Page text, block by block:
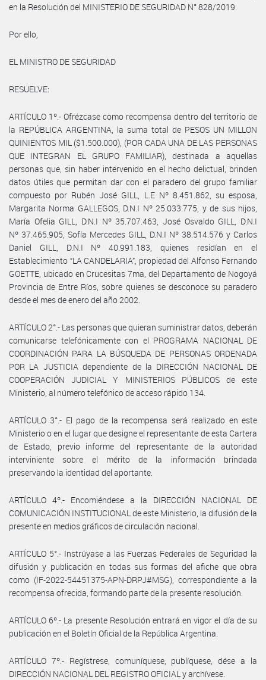
en la Resolución del MINISTERIO DE SEGURIDAD N° 828/2019.
Por ello,
EL MINISTRO DE SEGURIDAD
RESUELVE:
ARTÍCULO 1º.- Ofrézcase como recompensa dentro del territorio de
la REPÚBLICA ARGENTINA, la suma total de PESOS UN MILLON
QUINIENTOS MIL ($1.500.000), (POR CADA UNA DE LAS PERSONAS
QUE INTEGRAN EL GRUPO FAMILIAR), destinada a aquellas
personas que, sin haber intervenido en el hecho delictual, brinden
datos útiles que permitan dar con el paradero del grupo familiar
compuesto por Rubén José GILL, L.E Nº 8.451.862, su esposa,
Margarita Norma GALLEGOS, D.N.I Nº 25.033.775, y de sus hijos,
María Ofelia GILL, D.N.I Nº 35.707.463, José Osvaldo GILL, D.N.I
Nº 37.465.905, Sofía Mercedes GILL, D.N.I Nº 38.514.576 y Carlos
Daniel GILL, D.N.I Nº 40.991.183, quienes residían en el
Establecimiento “LA CANDELARIA”, propiedad del Alfonso Fernando
GOETTE, ubicado en Crucesitas 7ma, del Departamento de Nogoyá
Provincia de Entre Ríos, sobre quienes se desconoce su paradero
desde el mes de enero del año 2002.
ARTÍCULO 2°.- Las personas que quieran suministrar datos, deberán
comunicarse telefónicamente con el PROGRAMA NACIONAL DE
COORDINACIÓN PARA LA BÚSQUEDA DE PERSONAS ORDENADA
POR LA JUSTICIA dependiente de la DIRECCIÓN NACIONAL DE
COOPERACIÓN JUDICIAL Y MINISTERIOS PÚBLICOS de este
Ministerio, al número telefónico de acceso rápido 134.
ARTÍCULO 3°.- El pago de la recompensa será realizado en este
Ministerio o en el lugar que designe el representante de esta Cartera
de Estado, previo informe del representante de la autoridad
interviniente sobre el mérito de la información brindada
preservando la identidad del aportante.
ARTÍCULO 4º.- Encomiéndese a la DIRECCIÓN NACIONAL DE
COMUNICACIÓN INSTITUCIONAL de este Ministerio, la difusión de la
presente en medios gráficos de circulación nacional.
ARTÍCULO 5°.- Instrúyase a las Fuerzas Federales de Seguridad la
difusión y publicación en todas sus formas del afiche que obra
como (IF-2022-54451375-APN-DRPJ#MSG), correspondiente a la
recompensa ofrecida, formando parte de la presente resolución.
ARTÍCULO 6º.- La presente Resolución entrará en vigor el día de su
publicación en el Boletín Oficial de la República Argentina.
ARTÍCULO 7º.- Regístrese, comuníquese, publíquese, dése a la
DIRECCIÓN NACIONAL DEL REGISTRO OFICIAL y archívese.